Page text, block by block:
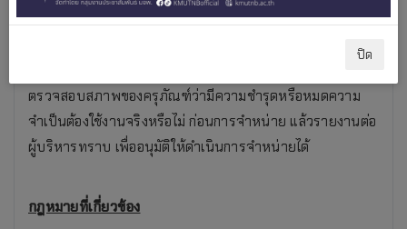
1. การขายครุภัณฑ์ชำรุดไม่ต้องแต่งตั้งกรรมการสอบข้อเท็จ
จริงได้หรือไม่ ผู้บริหารอนุมัติขายได้เลยหรือไม่ ?
ตรวจสอบสภาพของครุภัณฑ์ว่ามีความชำรุดหรือหมดความ
จำเป็นต้องใช้งานจริงหรือไม่ ก่อนการจำหน่าย แล้วรายงานต่อ
ผู้บริหารทราบ เพื่ออนุมัติให้ดำเนินการจำหน่ายได้
กฎหมายที่เกี่ยวข้อง
ปิด